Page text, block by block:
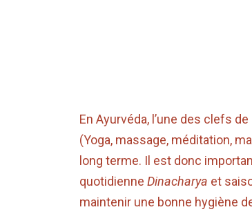
En Ayurvéda, l’une des clefs
(Yoga, massage, méditation,
long terme. Il est donc
quotidienne Dinacharya et
maintenir une bonne hygiène